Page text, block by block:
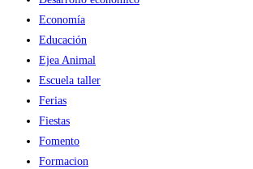
Economía
Educación
Ejea Animal
Escuela taller
Ferias
Fiestas
Fomento
Formacion